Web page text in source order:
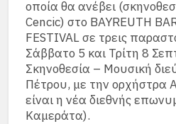
οποία θα ανέβει
Cencic) στο BAYREUTH
FESTIVAL σε τρεις
Σάββατο 5 και Τρίτη 8
Σκηνοθεσία – Μουσική
Πέτρου, με την ορχήστρα
είναι η νέα διεθνής
Καμεράτα).